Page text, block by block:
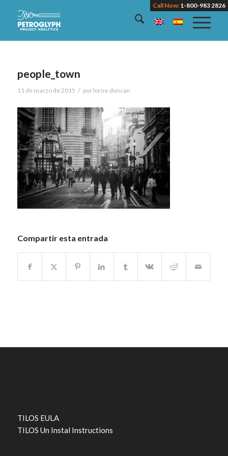
Call Now: 1-800-983 2826
people_town
11 de marzo de 2015 / por lorne.duncan
Compartir esta entrada
TILOS EULA
TILOS Un Instal Instructions